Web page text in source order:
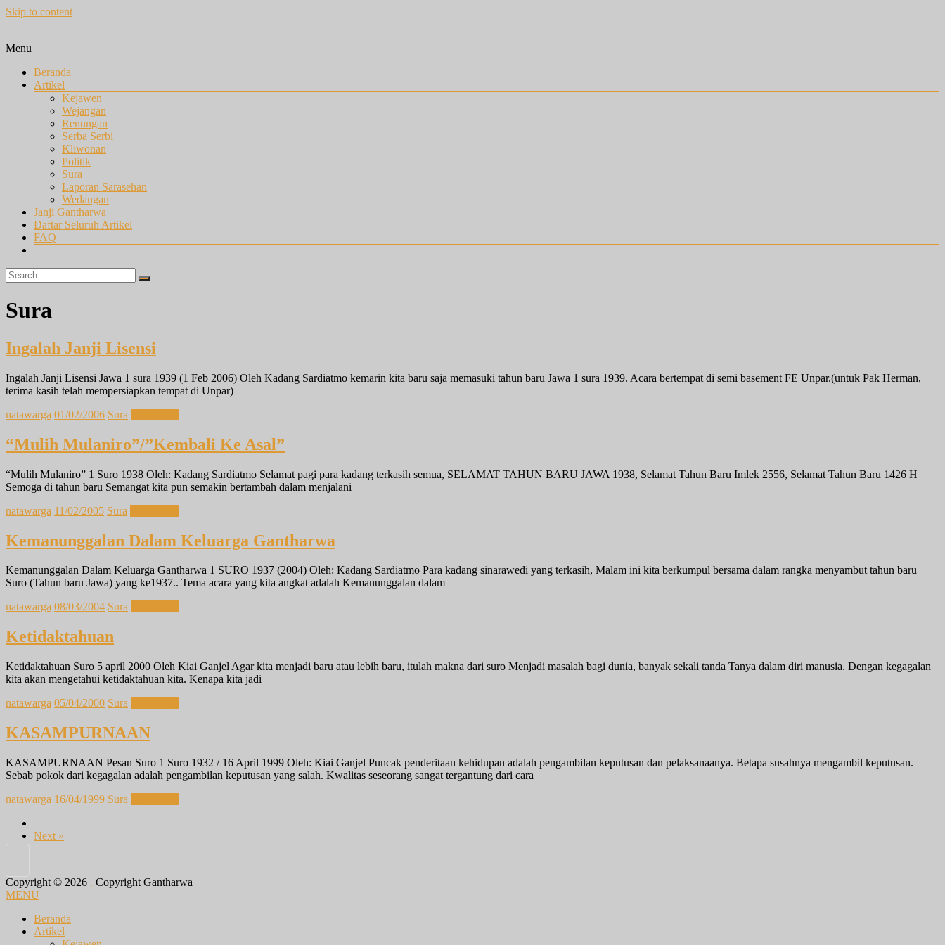
Skip to content
Menu
Beranda
Artikel
Kejawen
Wejangan
Renungan
Serba Serbi
Kliwonan
Politik
Sura
Laporan Sarasehan
Wedangan
Janji Gantharwa
Daftar Seluruh Artikel
FAQ
Sura
Ingalah Janji Lisensi
Ingalah Janji Lisensi Jawa 1 sura 1939 (1 Feb 2006) Oleh Kadang Sardiatmo kemarin kita baru saja memasuki tahun baru Jawa 1 sura 1939. Acara bertempat di semi basement FE Unpar.(untuk Pak Herman,
terima kasih telah mempersiapkan tempat di Unpar)
natawarga 01/02/2006 Sura
“Mulih Mulaniro”/”Kembali Ke Asal”
“Mulih Mulaniro” 1 Suro 1938 Oleh: Kadang Sardiatmo Selamat pagi para kadang terkasih semua, SELAMAT TAHUN BARU JAWA 1938, Selamat Tahun Baru Imlek 2556, Selamat Tahun Baru 1426 H
Semoga di tahun baru Semangat kita pun semakin bertambah dalam menjalani
natawarga 11/02/2005 Sura
Kemanunggalan Dalam Keluarga Gantharwa
Kemanunggalan Dalam Keluarga Gantharwa 1 SURO 1937 (2004) Oleh: Kadang Sardiatmo Para kadang sinarawedi yang terkasih, Malam ini kita berkumpul bersama dalam rangka menyambut tahun baru
Suro (Tahun baru Jawa) yang ke1937.. Tema acara yang kita angkat adalah Kemanunggalan dalam
natawarga 08/03/2004 Sura
Ketidaktahuan
Ketidaktahuan Suro 5 april 2000 Oleh Kiai Ganjel Agar kita menjadi baru atau lebih baru, itulah makna dari suro Menjadi masalah bagi dunia, banyak sekali tanda Tanya dalam diri manusia. Dengan kegagalan
kita akan mengetahui ketidaktahuan kita. Kenapa kita jadi
natawarga 05/04/2000 Sura
KASAMPURNAAN
KASAMPURNAAN Pesan Suro 1 Suro 1932 / 16 April 1999 Oleh: Kiai Ganjel Puncak penderitaan kehidupan adalah pengambilan keputusan dan pelaksanaanya. Betapa susahnya mengambil keputusan.
Sebab pokok dari kegagalan adalah pengambilan keputusan yang salah. Kwalitas seseorang sangat tergantung dari cara
natawarga 16/04/1999 Sura
Next »
Copyright © 2026 . Copyright Gantharwa
MENU
Beranda
Artikel